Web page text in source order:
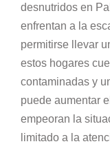
desnutridos en
enfrentan a la
permitirse llevar
estos hogares
contaminadas y
puede aumentar
empeoran la
limitado a la